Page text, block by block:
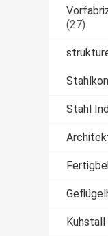
(27)
Stahl
Kuhstall